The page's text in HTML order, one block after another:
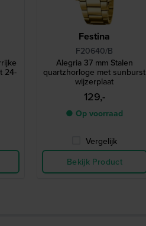
24-
Festina
F20640/B
Alegria 37 mm Stalen
quartzhorloge met sunburst
wijzerplaat
129,-
● Op voorraad
Vergelijk
Bekijk Product